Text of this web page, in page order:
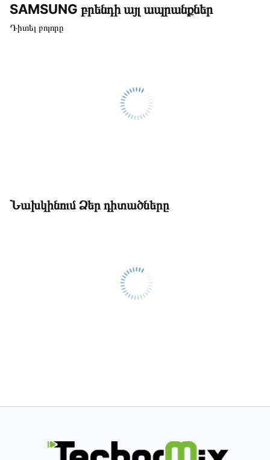
SAMSUNG բրենդի այլ ապրանքներ
Դիտել բոլորը
Նախկինում Ձեր դիտածները